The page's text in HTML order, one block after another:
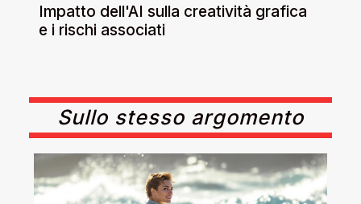
Impatto dell'AI sulla creatività grafica
e i rischi associati
Sullo stesso argomento